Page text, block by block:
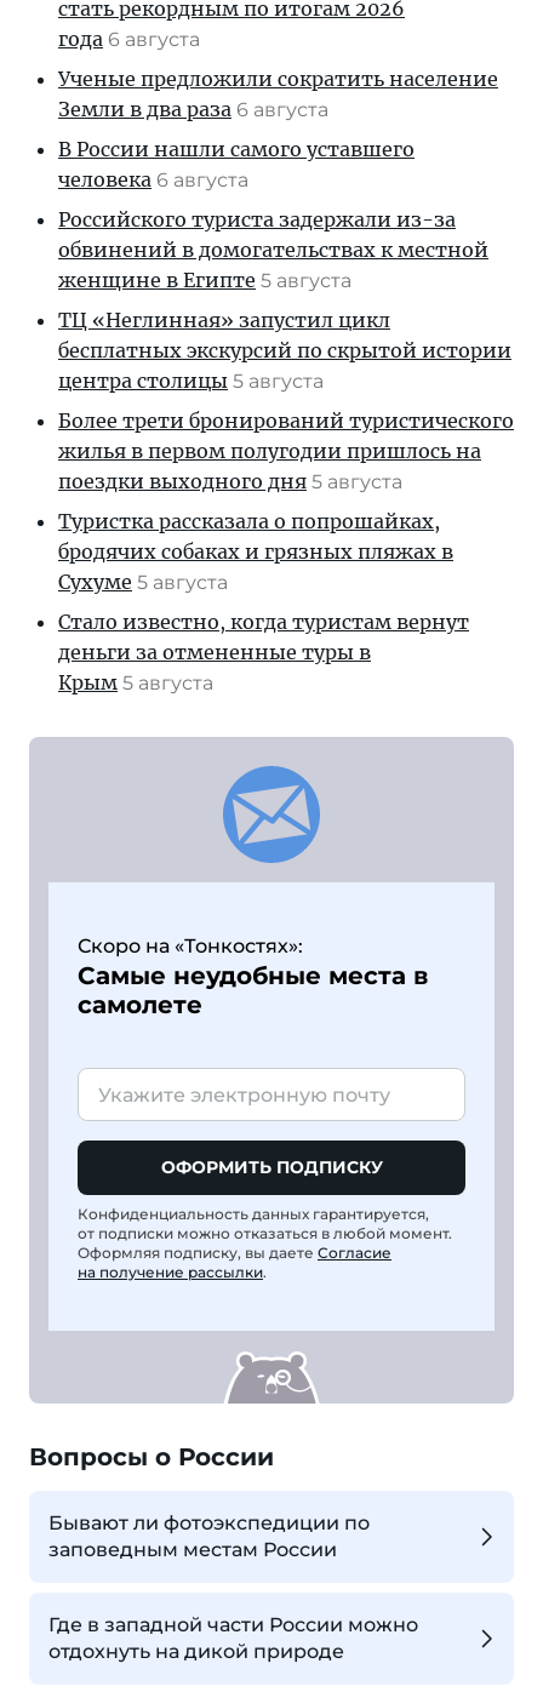
стать рекордным по итогам 2026
года 6 августа
Ученые предложили сократить население
Земли в два раза 6 августа
В России нашли самого уставшего
человека 6 августа
Российского туриста задержали из-за
обвинений в домогательствах к местной
женщине в Египте 5 августа
ТЦ «Неглинная» запустил цикл
бесплатных экскурсий по скрытой истории
центра столицы 5 августа
Более трети бронирований туристического
жилья в первом полугодии пришлось на
поездки выходного дня 5 августа
Туристка рассказала о попрошайках,
бродячих собаках и грязных пляжах в
Сухуме 5 августа
Стало известно, когда туристам вернут
деньги за отмененные туры в
Крым 5 августа
Скоро на «Тонкостях»:
Самые неудобные места в
самолете
ОФОРМИТЬ ПОДПИСКУ
Конфиденциальность данных гарантируется,
от подписки можно отказаться в любой момент.
Оформляя подписку, вы даете Согласие
на получение рассылки.
Вопросы о России
Бывают ли фотоэкспедиции по
заповедным местам России
Где в западной части России можно
отдохнуть на дикой природе